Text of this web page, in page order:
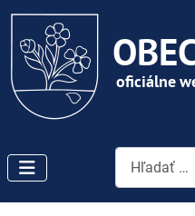
Vyhľadávanie